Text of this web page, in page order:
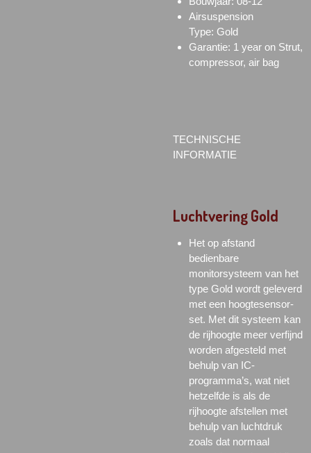
Airsuspension
Type: Gold
Garantie: 1 year on Strut,
compressor, air bag
TECHNISCHE
INFORMATIE
Luchtvering Gold
Het op afstand
bedienbare
monitorsysteem van het
type Gold wordt geleverd
met een hoogtesensor-
set. Met dit systeem kan
de rijhoogte meer verfijnd
worden afgesteld met
behulp van IC-
programma’s, wat niet
hetzelfde is als de
rijhoogte afstellen met
behulp van luchtdruk
zoals dat normaal